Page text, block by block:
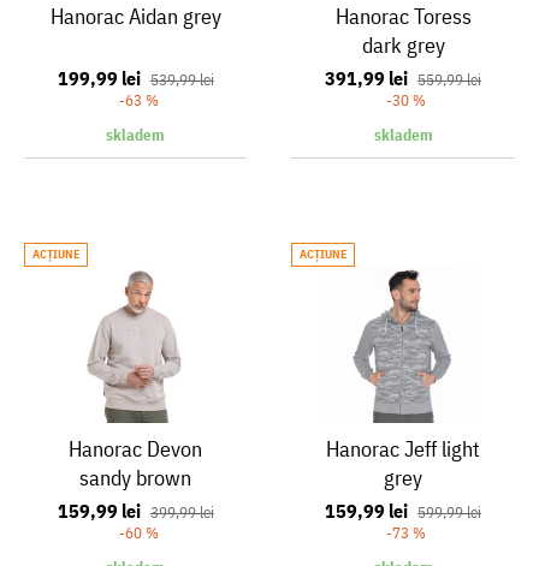
Hanorac Aidan grey
199,99 lei 539,99 lei
-63 %
skladem
Hanorac Toress
dark grey
391,99 lei 559,99 lei
-30 %
skladem
ACŢIUNE
Hanorac Devon
sandy brown
159,99 lei 399,99 lei
-60 %
ACŢIUNE
Hanorac Jeff light
grey
159,99 lei 599,99 lei
-73 %